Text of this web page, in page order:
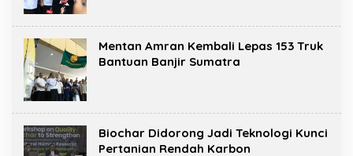
Mentan Amran Kembali Lepas 153 Truk
Bantuan Banjir Sumatra
Biochar Didorong Jadi Teknologi Kunci
Pertanian Rendah Karbon